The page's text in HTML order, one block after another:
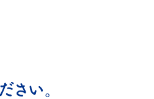
さい。